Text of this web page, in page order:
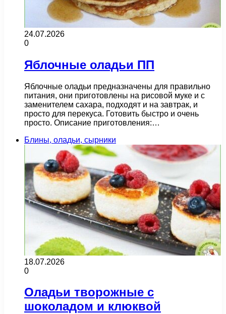
24.07.2026
0
Яблочные оладьи ПП
Яблочные оладьи предназначены для правильно
питания, они приготовлены на рисовой муке и с
заменителем сахара, подходят и на завтрак, и
просто для перекуса. Готовить быстро и очень
просто. Описание приготовления:…
Блины, оладьи, сырники
18.07.2026
0
Оладьи творожные с
шоколадом и клюквой